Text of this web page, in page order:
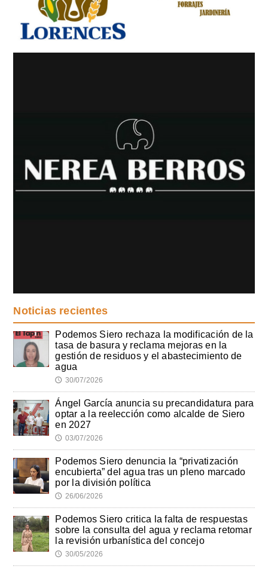
Noticias recientes
Podemos Siero rechaza la modificación de la
tasa de basura y reclama mejoras en la
gestión de residuos y el abastecimiento de
agua
🕔 30/07/2026
Ángel García anuncia su precandidatura para
optar a la reelección como alcalde de Siero
en 2027
🕔 03/07/2026
Podemos Siero denuncia la “privatización
encubierta” del agua tras un pleno marcado
por la división política
🕔 26/06/2026
Podemos Siero critica la falta de respuestas
sobre la consulta del agua y reclama retomar
la revisión urbanística del concejo
🕔 30/05/2026